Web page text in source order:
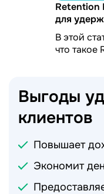
Retention
для
В этой
что такое
Выгоды
клиентов
Повышает
Экономит